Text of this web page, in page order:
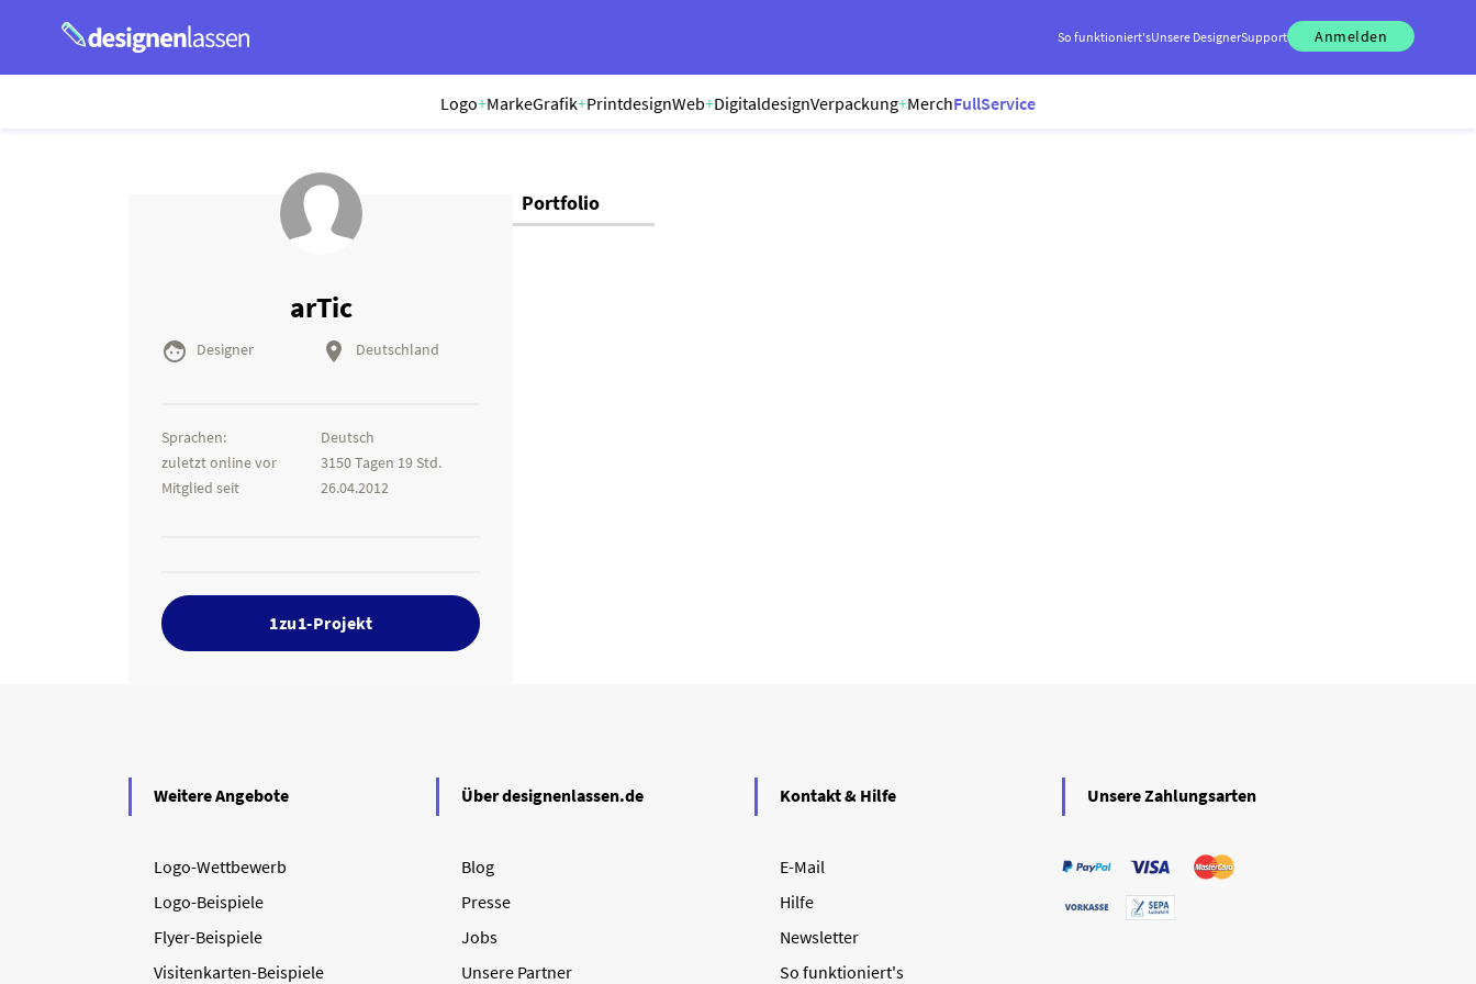
So funktioniert'sUnsere DesignerSupport Anmelden
Logo+MarkeGrafik+PrintdesignWeb+DigitaldesignVerpackung+MerchFullService
arTic
 Designer  Deutschland
Sprachen:
Deutsch
zuletzt online vor
3150 Tagen 19 Std.
Mitglied seit
26.04.2012
1zu1-Projekt
Portfolio
Weitere Angebote
Logo-Wettbewerb
Logo-Beispiele
Flyer-Beispiele
Visitenkarten-Beispiele
Über designenlassen.de
Blog
Presse
Jobs
Unsere Partner
Kontakt & Hilfe
E-Mail
Hilfe
Newsletter
So funktioniert's
Unsere Zahlungsarten